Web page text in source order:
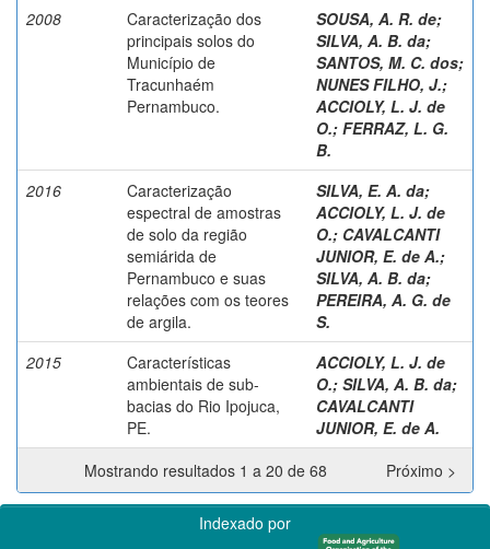
2008
Caracterização dos
principais solos do
Município de
Tracunhaém
Pernambuco.
SOUSA, A. R. de;
SILVA, A. B. da;
SANTOS, M. C. dos;
NUNES FILHO, J.;
ACCIOLY, L. J. de
O.; FERRAZ, L. G.
B.
2016
Caracterização
espectral de amostras
de solo da região
semiárida de
Pernambuco e suas
relações com os teores
de argila.
SILVA, E. A. da;
ACCIOLY, L. J. de
O.; CAVALCANTI
JUNIOR, E. de A.;
SILVA, A. B. da;
PEREIRA, A. G. de
S.
2015
Características
ambientais de sub-
bacias do Rio Ipojuca,
PE.
ACCIOLY, L. J. de
O.; SILVA, A. B. da;
CAVALCANTI
JUNIOR, E. de A.
Mostrando resultados 1 a 20 de 68
Próximo >
Indexado por